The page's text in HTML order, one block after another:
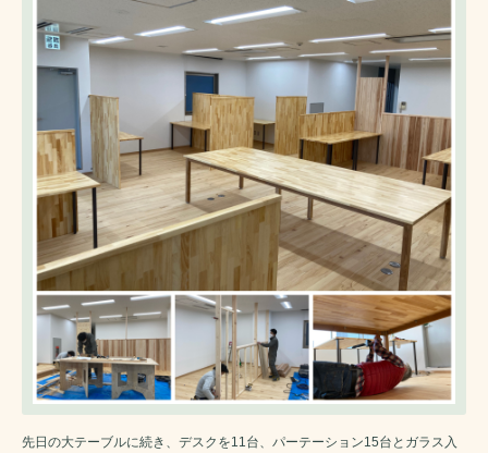
先日の大テーブルに続き、デスクを11台、パーテーション15台とガラス入